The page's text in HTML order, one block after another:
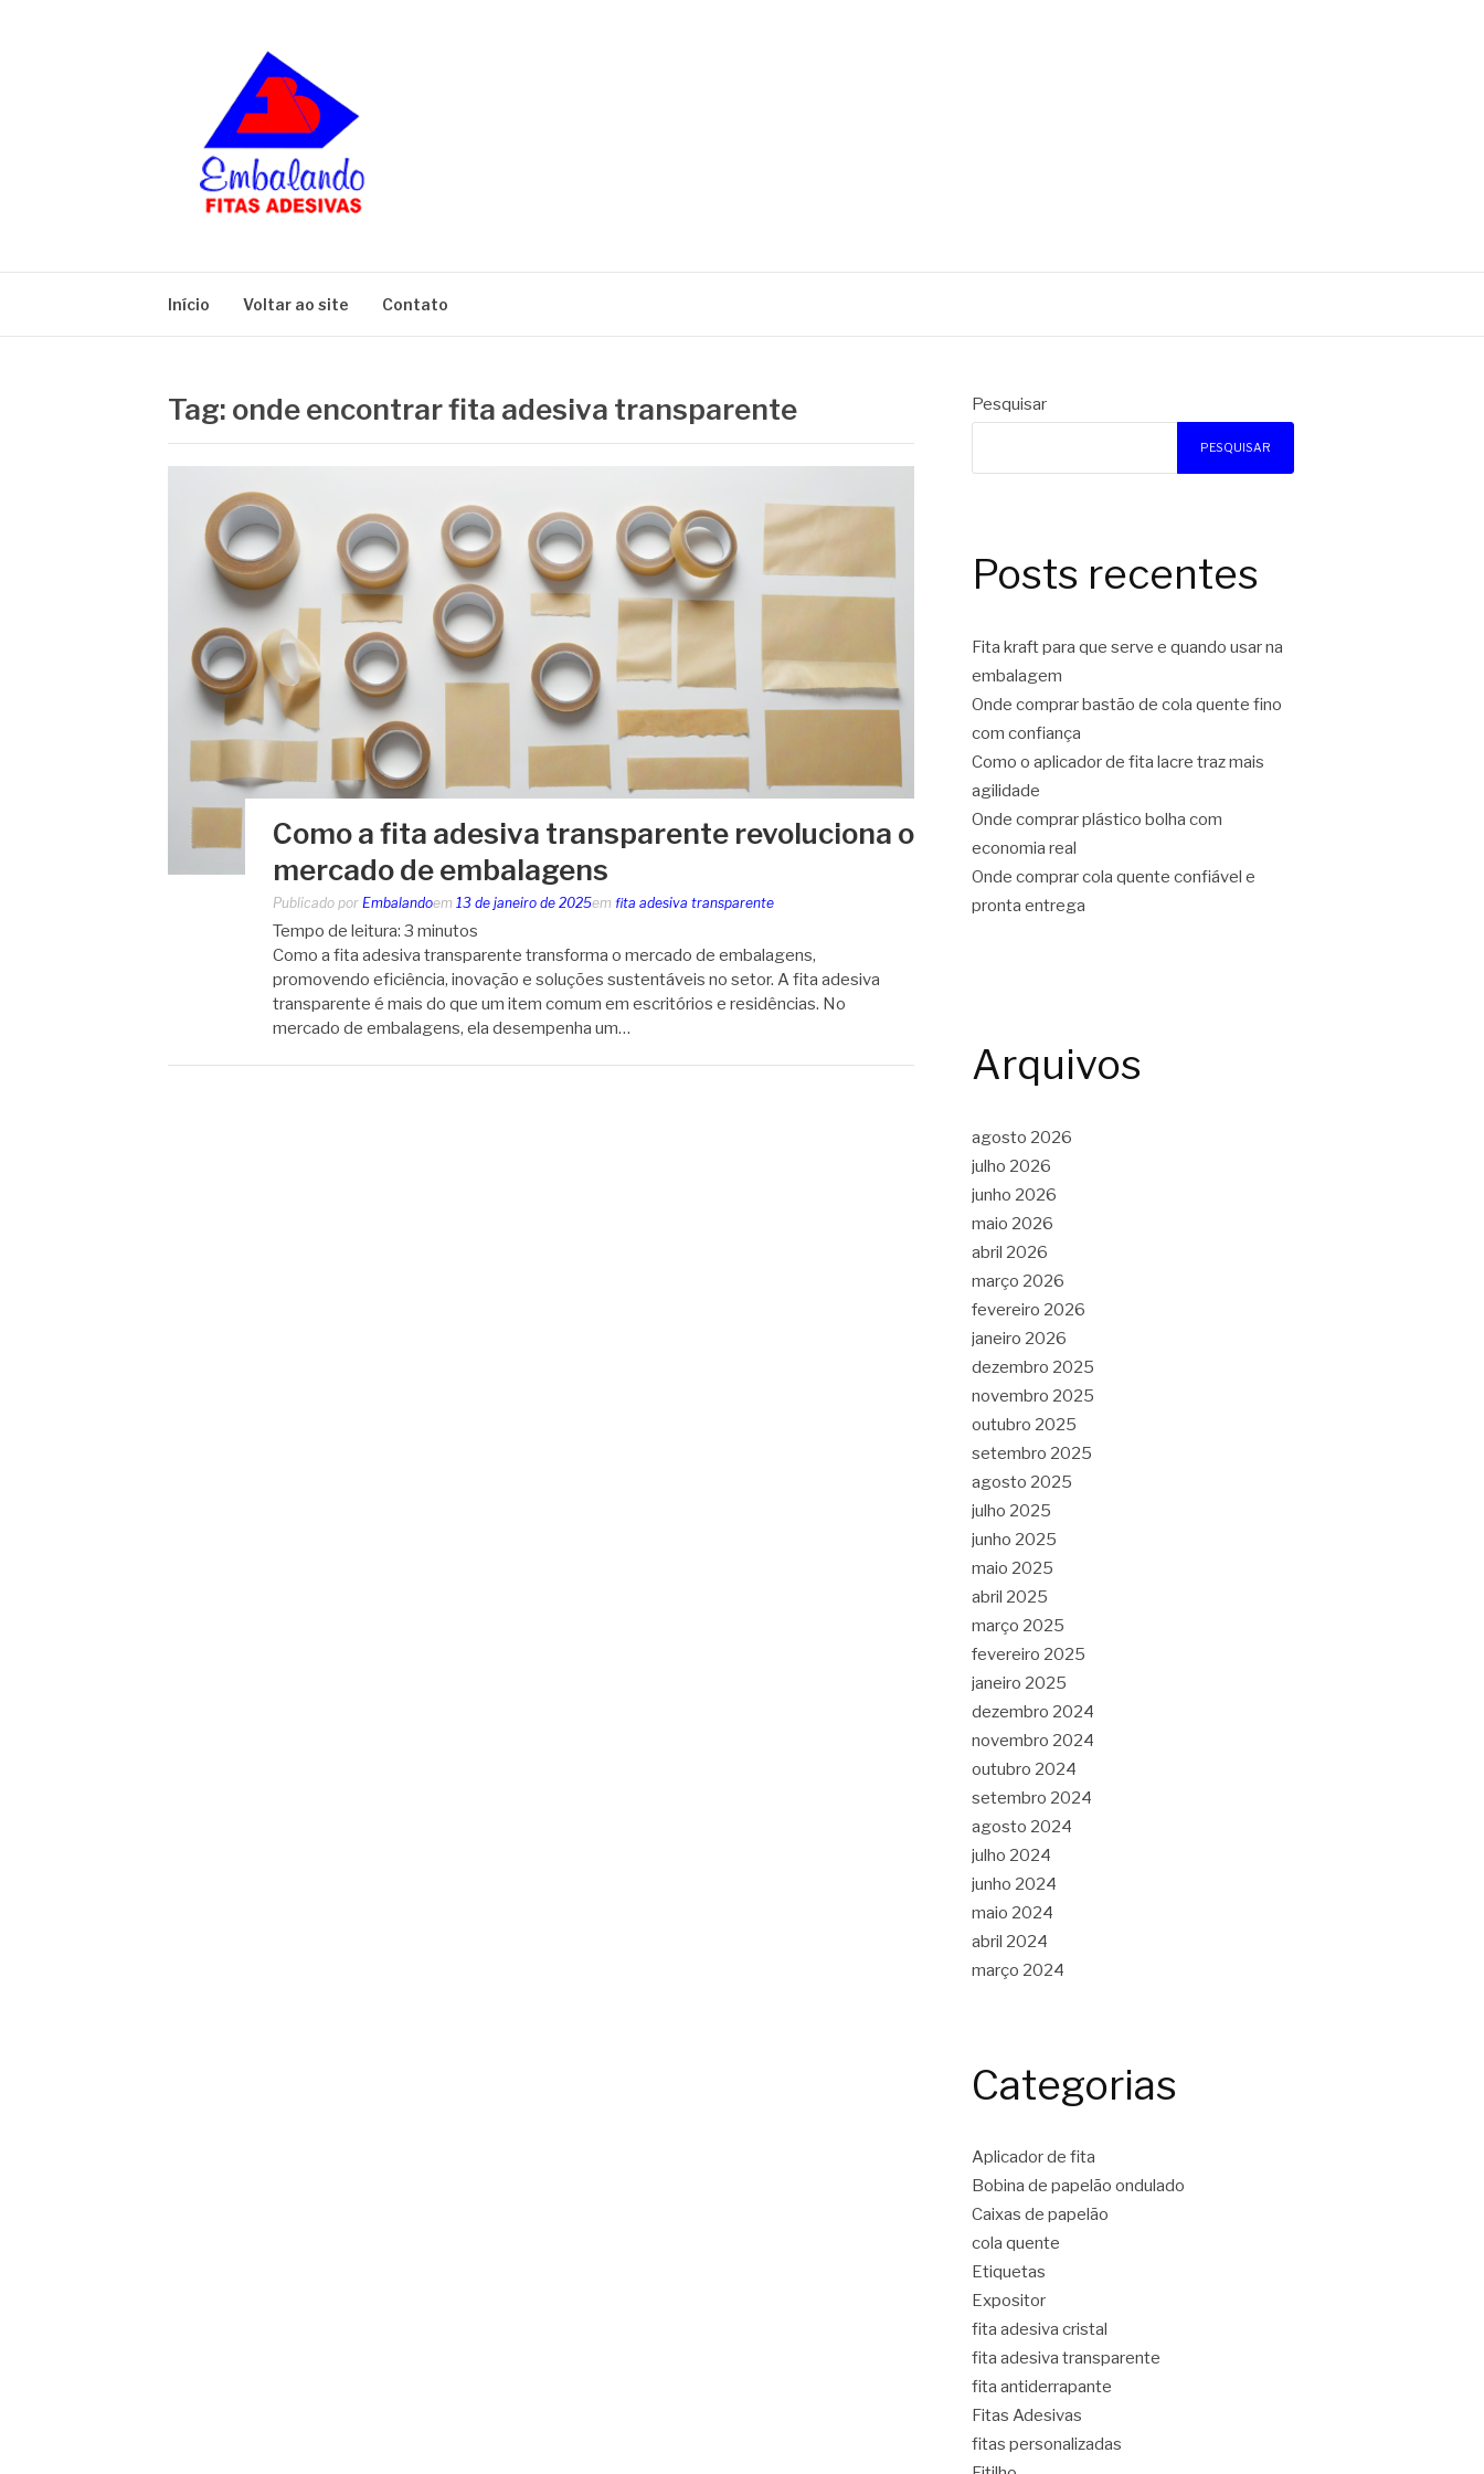
Início Voltar ao site Contato
Tag: onde encontrar fita adesiva transparente
Como a fita adesiva transparente revoluciona o
mercado de embalagens
Publicado por Embalandoem 13 de janeiro de 2025em fita adesiva transparente
Tempo de leitura: 3 minutos
Como a fita adesiva transparente transforma o mercado de embalagens,
promovendo eficiência, inovação e soluções sustentáveis no setor. A fita adesiva
transparente é mais do que um item comum em escritórios e residências. No
mercado de embalagens, ela desempenha um…
Pesquisar
PESQUISAR
Posts recentes
Fita kraft para que serve e quando usar na
embalagem
Onde comprar bastão de cola quente fino
com confiança
Como o aplicador de fita lacre traz mais
agilidade
Onde comprar plástico bolha com
economia real
Onde comprar cola quente confiável e
pronta entrega
Arquivos
agosto 2026
julho 2026
junho 2026
maio 2026
abril 2026
março 2026
fevereiro 2026
janeiro 2026
dezembro 2025
novembro 2025
outubro 2025
setembro 2025
agosto 2025
julho 2025
junho 2025
maio 2025
abril 2025
março 2025
fevereiro 2025
janeiro 2025
dezembro 2024
novembro 2024
outubro 2024
setembro 2024
agosto 2024
julho 2024
junho 2024
maio 2024
abril 2024
março 2024
Categorias
Aplicador de fita
Bobina de papelão ondulado
Caixas de papelão
cola quente
Etiquetas
Expositor
fita adesiva cristal
fita adesiva transparente
fita antiderrapante
Fitas Adesivas
fitas personalizadas